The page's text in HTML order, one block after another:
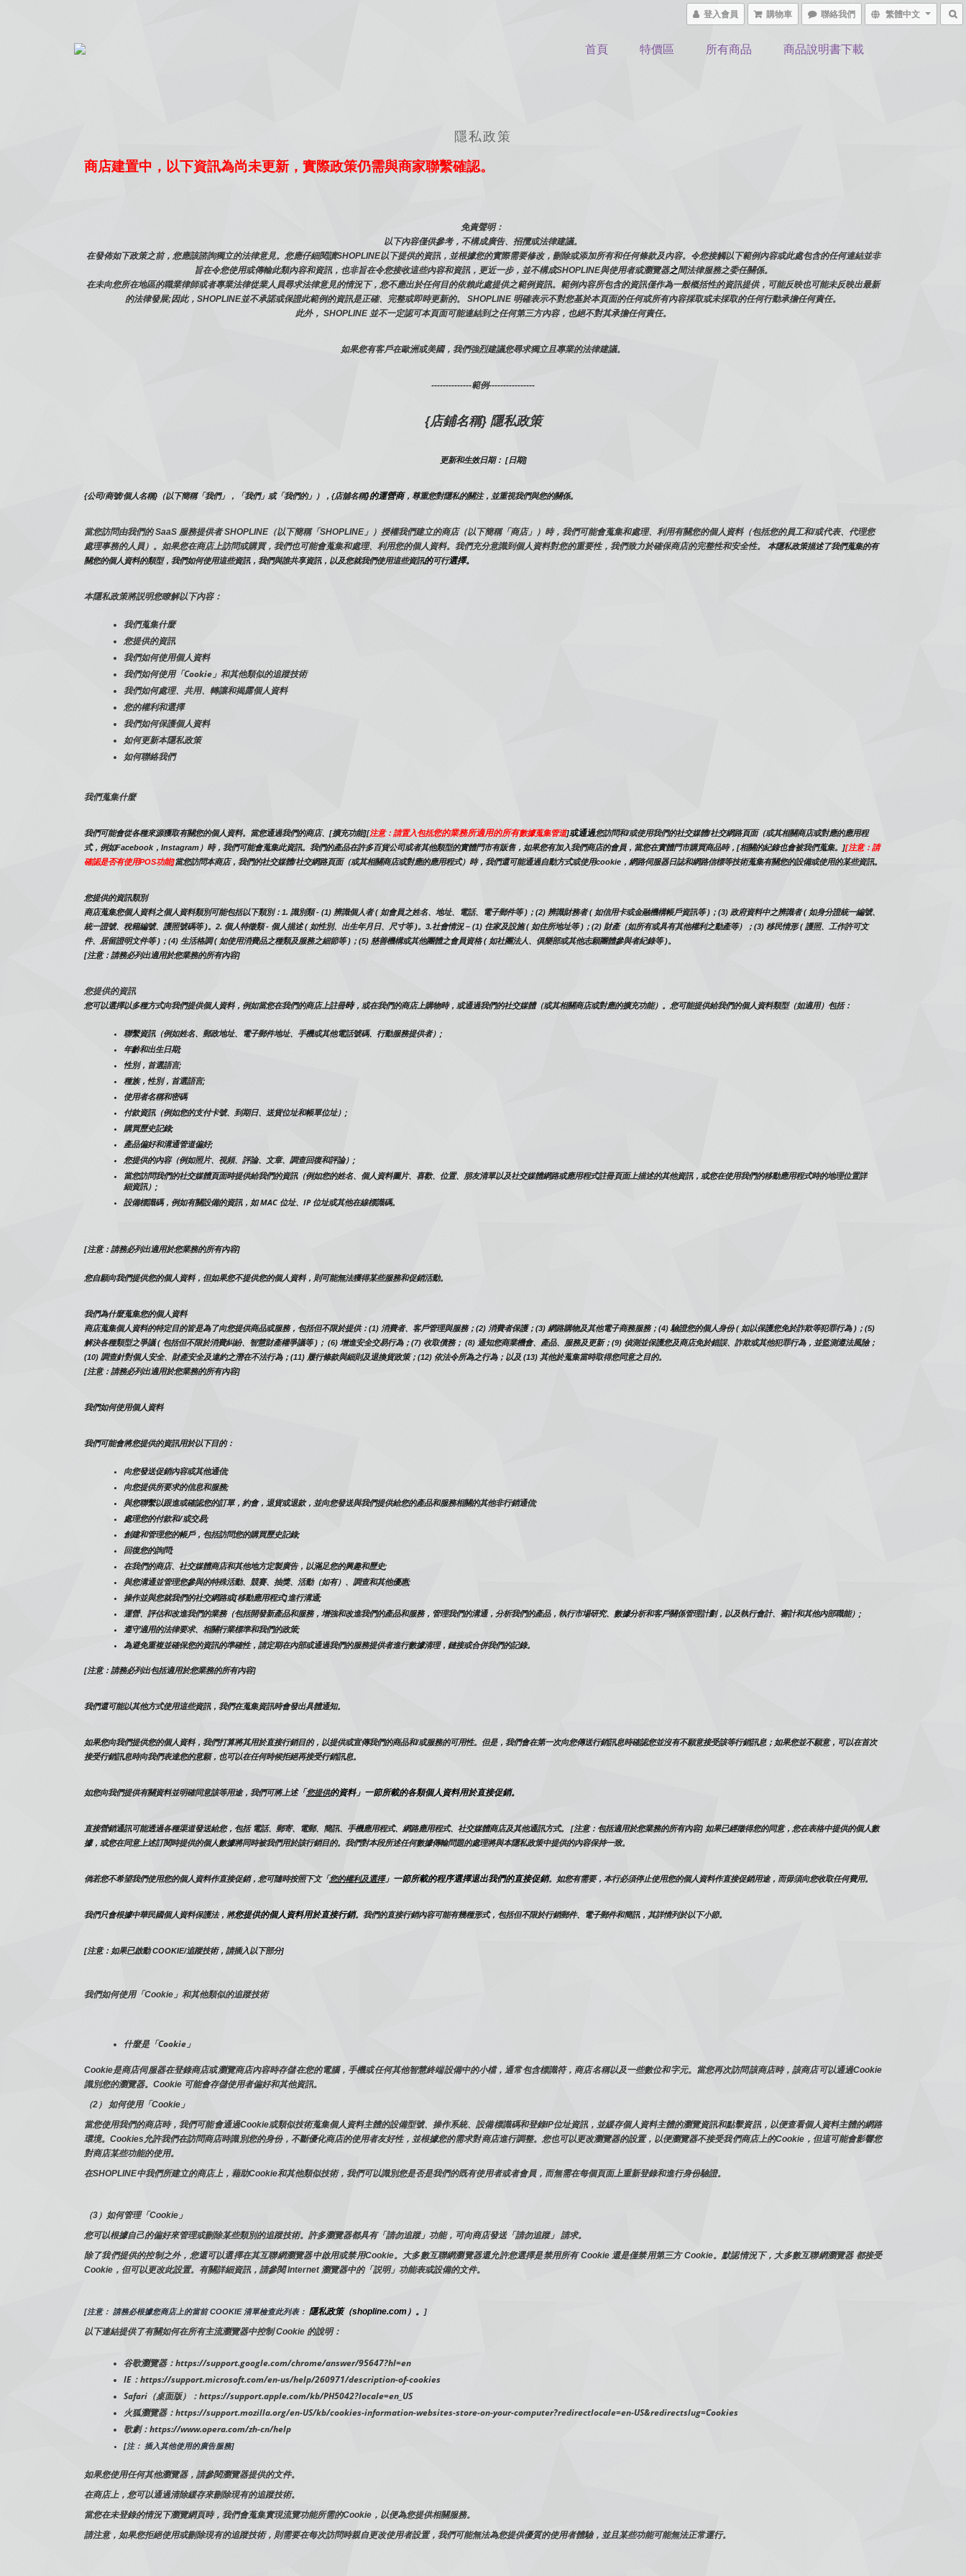
登入會員 購物車 聯絡我們 繁體中文
首頁 特價區 所有商品 商品說明書下載
隱私政策
商店建置中，以下資訊為尚未更新，實際政策仍需與商家聯繫確認。
免責聲明：
以下內容僅供參考，不構成廣告、招攬或法律建議。
在發佈如下政策之前，您應該諮詢獨立的法律意見。您應仔細閱讀SHOPLINE以下提供的資訊，並根據您的實際需要修改，刪除或添加所有和任何條款及內容。令您接觸以下範例內容或此處包含的任何連結並非
旨在令您使用或傳輸此類內容和資訊，也非旨在令您接收這些內容和資訊，更近一步，並不構成SHOPLINE與使用者或瀏覽器之間法律服務之委任關係。
在未向您所在地區的職業律師或者專業法律從業人員尋求法律意見的情況下，您不應出於任何目的依賴此處提供之範例資訊。範例內容所包含的資訊僅作為一般概括性的資訊提供，可能反映也可能未反映出最新
的法律發展;因此，SHOPLINE並不承諾或保證此範例的資訊是正確、完整或即時更新的。 SHOPLINE 明確表示不對您基於本頁面的任何或所有內容採取或未採取的任何行動承擔任何責任。
此外， SHOPLINE 並不一定認可本頁面可能連結到之任何第三方內容，也絕不對其承擔任何責任。
如果您有客戶在歐洲或美國，我們強烈建議您尋求獨立且專業的法律建議。
--------------範例----------------
{店鋪名稱} 隱私政策
更新和生效日期： [日期]
{公司/商號/個人名稱}（以下簡稱「我們」，「我們」或「我們的」），{店舖名稱}的運營商，尊重您對隱私的關注，並重視我們與您的關係。
當您訪問由我們的 SaaS 服務提供者 SHOPLINE（以下簡稱「SHOPLINE」）授權我們建立的商店（以下簡稱「商店」）時，我們可能會蒐集和處理、利用有關您的個人資料（包括您的員工和/或代表、代理您
處理事務的人員）。如果您在商店上訪問或購買，我們也可能會蒐集和處理、利用您的個人資料。我們充分意識到個人資料對您的重要性，我們致力於確保商店的完整性和安全性。
本隱私政策描述了我們蒐集的有
關您的個人資料的類型，我們如何使用這些資訊，我們與誰共享資訊，以及您就我們使用這些資訊的可行選擇。
本隱私政策將説明您瞭解以下內容：
我們蒐集什麼
您提供的資訊
我們如何使用個人資料
我們如何使用「Cookie」和其他類似的追蹤技術
我們如何處理、共用、轉讓和揭露個人資料
您的權利和選擇
我們如何保護個人資料
如何更新本隱私政策
如何聯絡我們
我們蒐集什麼
我們可能會從各種來源獲取有關您的個人資料。當您通過我們的商店、[擴充功能][注意：請置入包括您的業務所適用的所有數據蒐集管道]或通過您訪問和/或使用我們的社交媒體/社交網路頁面（或其相關商店或對應的應用程
式，例如Facebook，Instagram）時，我們可能會蒐集此資訊。我們的產品在許多百貨公司或者其他類型的實體門市有販售，如果您有加入我們商店的會員，當您在實體門市購買商品時，[相關的紀錄也會被我們蒐集。][注意：請
確認是否有使用POS功能]當您訪問本商店，我們的社交媒體/社交網路頁面（或其相關商店或對應的應用程式）時，我們還可能通過自動方式或使用cookie，網路伺服器日誌和網路信標等技術蒐集有關您的設備或使用的某些資訊。
您提供的資訊類別
商店蒐集您個人資料之個人資料類別可能包括以下類別：1. 識別類 - (1) 辨識個人者 ( 如會員之姓名、地址、電話、電子郵件等 )；(2) 辨識財務者 ( 如信用卡或金融機構帳戶資訊等 )；(3) 政府資料中之辨識者 ( 如身分證統一編號、
統一證號、稅籍編號、護照號碼等 )。2. 個人特徵類 - 個人描述 ( 如性別、出生年月日、尺寸等 )。3.社會情況 – (1) 住家及設施 ( 如住所地址等 )；(2) 財產（如所有或具有其他權利之動產等）；(3) 移民情形 ( 護照、工作許可文
件、居留證明文件等 )；(4) 生活格調 ( 如使用消費品之種類及服務之細節等 )；(5) 慈善機構或其他團體之會員資格 ( 如社團法人、俱樂部或其他志願團體參與者紀錄等 )。
[注意：請務必列出適用於您業務的所有內容]
您提供的資訊
您可以選擇以多種方式向我們提供個人資料，例如當您在我們的商店上註冊時，或在我們的商店上購物時，或通過我們的社交媒體（或其相關商店或對應的擴充功能）。您可能提供給我們的個人資料類型（如適用）包括：
聯繫資訊（例如姓名、郵政地址、電子郵件地址、手機或其他電話號碼、行動服務提供者）;
年齡和出生日期;
性別，首選語言;
種族，性別，首選語言;
使用者名稱和密碼
付款資訊（例如您的支付卡號、到期日、送貨位址和帳單位址）;
購買歷史記錄;
產品偏好和溝通管道偏好;
您提供的內容（例如照片、視頻、評論、文章、調查回復和評論）;
當您訪問我們的社交媒體頁面時提供給我們的資訊（例如您的姓名、個人資料圖片、喜歡、位置、朋友清單以及社交媒體網路或應用程式註冊頁面上描述的其他資訊，或您在使用我們的移動應用程式時的地理位置詳
細資訊）;
設備標識碼，例如有關設備的資訊，如 MAC 位址、IP 位址或其他在線標識碼。
[注意：請務必列出適用於您業務的所有內容]
您自願向我們提供您的個人資料，但如果您不提供您的個人資料，則可能無法獲得某些服務和促銷活動。
我們為什麼蒐集您的個人資料
商店蒐集個人資料的特定目的皆是為了向您提供商品或服務，包括但不限於提供：(1) 消費者、客戶管理與服務；(2) 消費者保護；(3) 網路購物及其他電子商務服務；(4) 驗證您的個人身份 ( 如以保護您免於詐欺等犯罪行為 )；(5)
解決各種類型之爭議 ( 包括但不限於消費糾紛、智慧財產權爭議等 )； (6) 增進安全交易行為；(7) 收取債務； (8) 通知您商業機會、產品、服務及更新；(9) 偵測並保護您及商店免於錯誤、詐欺或其他犯罪行為，並監測遵法風險；
(10) 調查針對個人安全、財產安全及違約之潛在不法行為；(11) 履行條款與細則及退換貨政策；(12) 依法令所為之行為；以及 (13) 其他於蒐集當時取得您同意之目的。
[注意：請務必列出適用於您業務的所有內容]
我們如何使用個人資料
我們可能會將您提供的資訊用於以下目的：
向您發送促銷內容或其他通信;
向您提供所要求的信息和服務;
與您聯繫以跟進或確認您的訂單，約會，退貨或退款，並向您發送與我們提供給您的產品和服務相關的其他非行銷通信;
處理您的付款和/或交易;
創建和管理您的帳戶，包括訪問您的購買歷史記錄;
回復您的詢問;
在我們的商店、社交媒體商店和其他地方定製廣告，以滿足您的興趣和歷史;
與您溝通並管理您參與的特殊活動、競賽、抽獎、活動（如有）、調查和其他優惠;
操作並與您就我們的社交網路或[移動應用程式]進行溝通;
運營、評估和改進我們的業務（包括開發新產品和服務，增強和改進我們的產品和服務，管理我們的溝通，分析我們的產品，執行市場研究、數據分析和客戶關係管理計劃，以及執行會計、審計和其他內部職能）;
遵守適用的法律要求、相關行業標準和我們的政策;
為避免重複並確保您的資訊的準確性，請定期在內部或通過我們的服務提供者進行數據清理，鏈接或合併我們的記錄。
[注意：請務必列出包括適用於您業務的所有內容]
我們還可能以其他方式使用這些資訊，我們在蒐集資訊時會發出具體通知。
如果您向我們提供您的個人資料，我們打算將其用於直接行銷目的，以提供或宣傳我們的商品和/或服務的可用性。但是，我們會在第一次向您傳送行銷訊息時確認您並沒有不願意接受該等行銷訊息；如果您並不願意，可以在首次
接受行銷訊息時向我們表達您的意願，也可以在任何時候拒絕再接受行銷訊息。
如您向我們提供有關資料並明確同意該等用途，我們可將上述「您提供的資料」一節所載的各類個人資料用於直接促銷。
直接營銷通訊可能透過各種渠道發送給您，包括 電話、郵寄、電郵、簡訊、手機應用程式、網路應用程式、社交媒體商店及其他通訊方式。 [注意：包括適用於您業務的所有內容] 如果已經徵得您的同意，您在表格中提供的個人數
據，或您在同意上述訂閱時提供的個人數據將同時被我們用於該行銷目的。我們對本段所述任何數據傳輸問題的處理將與本隱私政策中提供的內容保持一致。
倘若您不希望我們使用您的個人資料作直接促銷，您可隨時按照下文「您的權利及選擇」一節所載的程序選擇退出我們的直接促銷。如您有需要，本行必須停止使用您的個人資料作直接促銷用途，而毋須向您收取任何費用。
我們只會根據中華民國個人資料保護法，將您提供的個人資料用於直接行銷。我們的直接行銷內容可能有幾種形式，包括但不限於行銷郵件、電子郵件和簡訊，其詳情列於以下小節。
[注意：如果已啟動 COOKIE/追蹤技術，請插入以下部分]
我們如何使用「Cookie」和其他類似的追蹤技術
什麼是「Cookie」
Cookie是商店伺服器在登錄商店或瀏覽商店內容時存儲在您的電腦，手機或任何其他智慧終端設備中的小檔，通常包含標識符，商店名稱以及一些數位和字元。當您再次訪問該商店時，該商店可以通過Cookie
識別您的瀏覽器。Cookie 可能會存儲使用者偏好和其他資訊。
（2） 如何使用「Cookie」
當您使用我們的商店時，我們可能會通過Cookie或類似技術蒐集個人資料主體的設備型號、操作系統、設備標識碼和登錄IP位址資訊，並緩存個人資料主體的瀏覽資訊和點擊資訊，以便查看個人資料主體的網路
環境。Cookies允許我們在訪問商店時識別您的身份，不斷優化商店的使用者友好性，並根據您的需求對商店進行調整。您也可以更改瀏覽器的設置，以便瀏覽器不接受我們商店上的Cookie，但這可能會影響您
對商店某些功能的使用。
在SHOPLINE中我們所建立的商店上，藉助Cookie和其他類似技術，我們可以識別您是否是我們的既有使用者或者會員，而無需在每個頁面上重新登錄和進行身份驗證。
（3）如何管理「Cookie」
您可以根據自己的偏好來管理或刪除某些類別的追蹤技術。許多瀏覽器都具有「請勿追蹤」功能，可向商店發送「請勿追蹤」 請求。
除了我們提供的控制之外，您還可以選擇在其互聯網瀏覽器中啟用或禁用Cookie。大多數互聯網瀏覽器還允許您選擇是禁用所有 Cookie 還是僅禁用第三方 Cookie。默認情況下，大多數互聯網瀏覽器 都接受
Cookie，但可以更改此設置。有關詳細資訊，請參閱 Internet 瀏覽器中的「説明」功能表或設備的文件。
[注意： 請務必根據您商店上的當前 COOKIE 清單檢查此列表： 隱私政策（shopline.com）。 ]
以下連結提供了有關如何在所有主流瀏覽器中控制 Cookie 的說明：
谷歌瀏覽器：https://support.google.com/chrome/answer/95647?hl=en
IE：https://support.microsoft.com/en-us/help/260971/description-of-cookies
Safari（桌面版）：https://support.apple.com/kb/PH5042?locale=en_US
火狐瀏覽器：https://support.mozilla.org/en-US/kb/cookies-information-websites-store-on-your-computer?redirectlocale=en-US&redirectslug=Cookies
歌劇：https://www.opera.com/zh-cn/help
[注： 插入其他使用的廣告服務]
如果您使用任何其他瀏覽器，請參閱瀏覽器提供的文件。
在商店上，您可以通過清除緩存來刪除現有的追蹤技術。
當您在未登錄的情況下瀏覽網頁時，我們會蒐集實現流覽功能所需的Cookie，以便為您提供相關服務。
請注意，如果您拒絕使用或刪除現有的追蹤技術，則需要在每次訪問時親自更改使用者設置，我們可能無法為您提供優質的使用者體驗，並且某些功能可能無法正常運行。